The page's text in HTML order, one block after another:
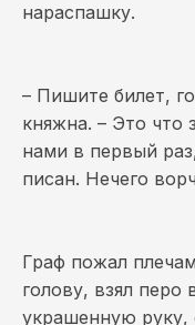
нараспашку.
– Пишите билет,
княжна. – Это что
нами в первый
писан. Нечего
Граф пожал
голову, взял перо
украшенную руку,